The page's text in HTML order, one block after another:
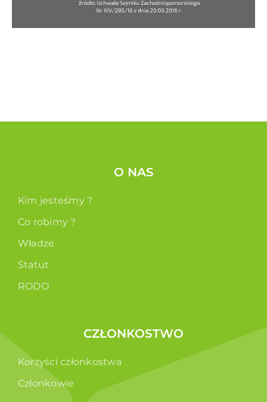
O NAS
Kim jesteśmy ?
Co robimy ?
Władze
Statut
RODO
CZŁONKOSTWO
Korzyści członkostwa
Członkowie